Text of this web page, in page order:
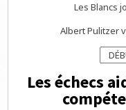
Les Blancs
Albert Pulitzer
Les échecs